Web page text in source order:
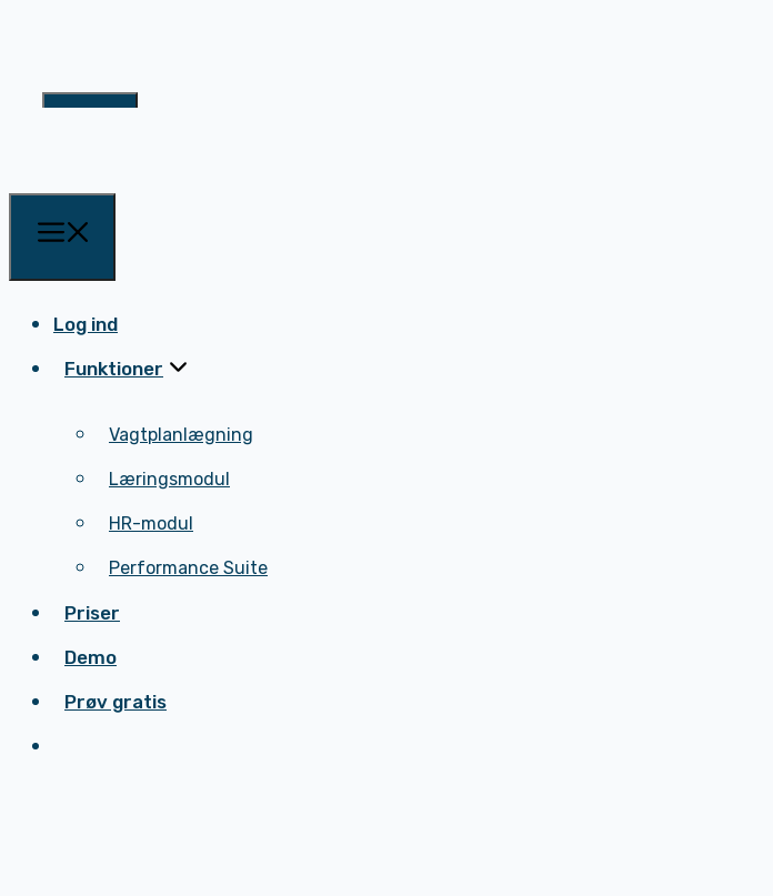
Vagtplanlægning
Log ind
Funktioner
Vagtplanlægning
Læringsmodul
HR-modul
Performance Suite
Priser
Demo
Prøv gratis